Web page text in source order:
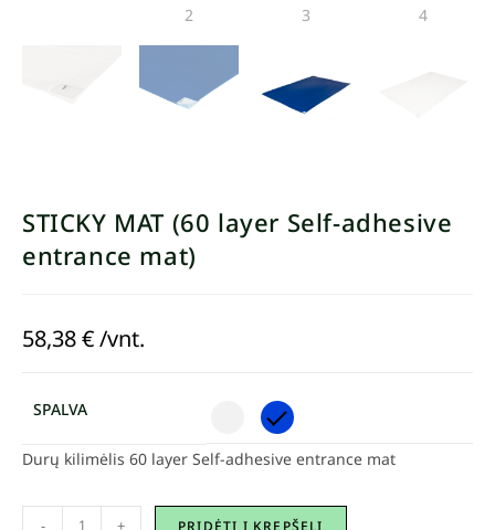
STICKY MAT (60 layer Self-adhesive
entrance mat)
58,38€/vnt.
SPALVA
Durų kilimėlis 60 layer Self-adhesive entrance mat
- + PRIDĖTI Į KREPŠELĮ